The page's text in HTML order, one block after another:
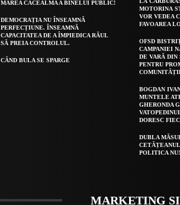
MAREA CACEALMA A BINELUI PUBLIC!
DEMOCRAȚIA NU ÎNSEAMNĂ
PERFECȚIUNE. ÎNSEAMNĂ
CAPACITATEA DE A ÎMPIEDICA RĂUL
SĂ PREIA CONTROLUL.
CÂND BULA SE SPARGE
MOTORINA
VOR VEDEA
FAVOAREA
OFSD
CAMPANIEI
DE VARĂ DIN
PENTRU
BOGDAN
MUNTELE
GHERONDA
DORESC
DUBLA
POLITICA NU!
MARKETING